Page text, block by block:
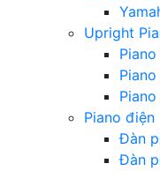
Upright
Piano
Piano điện
Đàn
Đàn